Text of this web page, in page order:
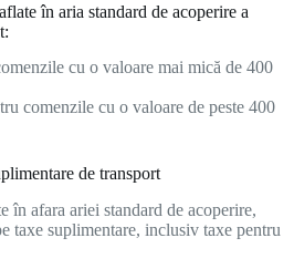
în aria standard de acoperire a
cu o valoare mai mică de 400
comenzile cu o valoare de peste 400
de transport
în afara ariei standard de acoperire,
taxe suplimentare, inclusiv taxe pentru